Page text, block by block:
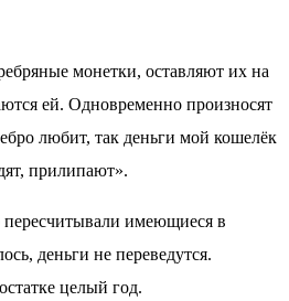
монетки, оставляют их на
ей. Одновременно произносят
любит, так деньги мой кошелёк
прилипают».
пересчитывали имеющиеся в
деньги не переведутся.
целый год.